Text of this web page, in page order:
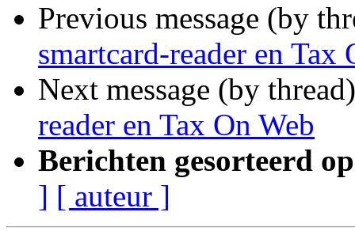
Previous message (by
smartcard-reader en Tax
Next message (by
reader en Tax On Web
Berichten gesorteerd
] [ auteur ]